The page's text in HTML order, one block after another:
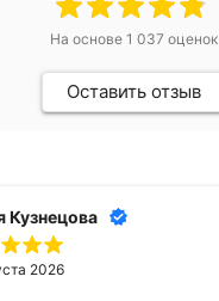
На основе 1 037 оценок
Оставить отзыв
Кузнецова
2026